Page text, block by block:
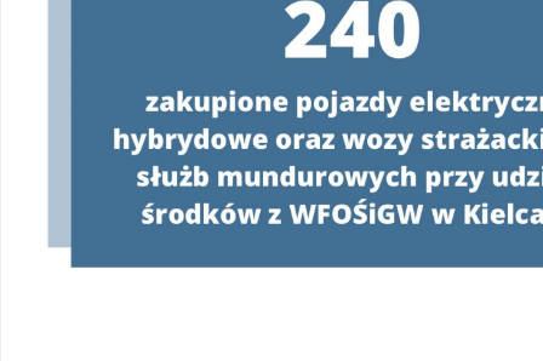
W związku z realizacją Programu„Czyste
wsparcie w uzyskaniu dofinansowania i